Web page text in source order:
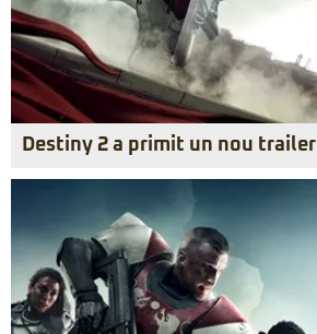
Destiny 2 a primit un nou trailer